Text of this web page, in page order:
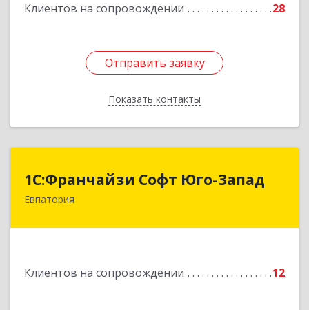
Клиентов на сопровождении 28
Отправить заявку
Показать контакты
Отправить заявку
Назад
1С:Франчайзи Софт Юго-Запад
Евпатория
Клиентов на сопровождении 12
1С:Франчайзи Софт Юго-Запад
297407, Крым Респ, Евпатория г, Победы пр-кт,